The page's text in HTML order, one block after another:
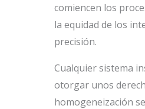
comiencen los
la equidad de los
precisión.
Cualquier sistema
otorgar unos
homogeneización